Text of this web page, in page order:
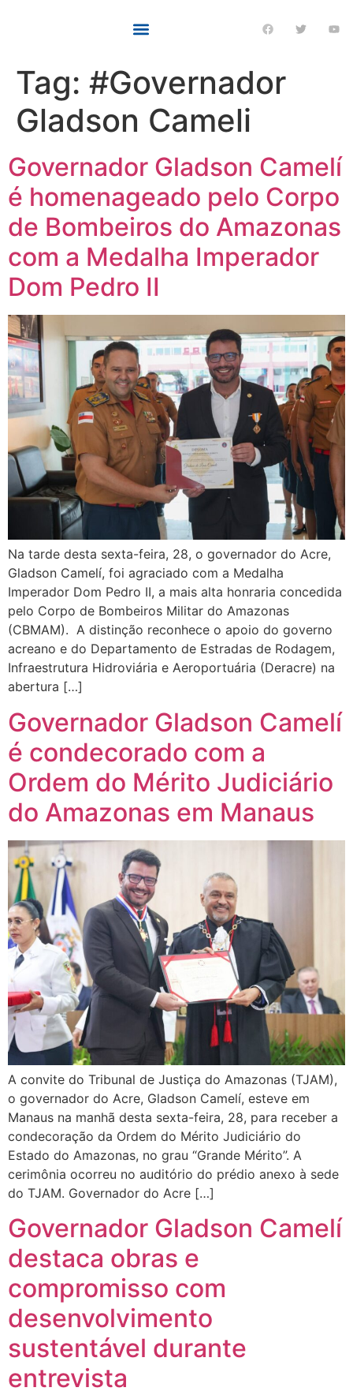
Tag: #Governador
Gladson Cameli
Governador Gladson Camelí
é homenageado pelo Corpo
de Bombeiros do Amazonas
com a Medalha Imperador
Dom Pedro II
Na tarde desta sexta-feira, 28, o governador do Acre,
Gladson Camelí, foi agraciado com a Medalha
Imperador Dom Pedro II, a mais alta honraria concedida
pelo Corpo de Bombeiros Militar do Amazonas
(CBMAM). A distinção reconhece o apoio do governo
acreano e do Departamento de Estradas de Rodagem,
Infraestrutura Hidroviária e Aeroportuária (Deracre) na
abertura […]
Governador Gladson Camelí
é condecorado com a
Ordem do Mérito Judiciário
do Amazonas em Manaus
A convite do Tribunal de Justiça do Amazonas (TJAM),
o governador do Acre, Gladson Camelí, esteve em
Manaus na manhã desta sexta-feira, 28, para receber a
condecoração da Ordem do Mérito Judiciário do
Estado do Amazonas, no grau “Grande Mérito”. A
cerimônia ocorreu no auditório do prédio anexo à sede
do TJAM. Governador do Acre […]
Governador Gladson Camelí
destaca obras e
compromisso com
desenvolvimento
sustentável durante
entrevista